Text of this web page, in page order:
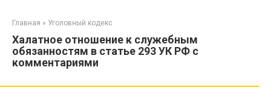
Главная » Уголовный кодекс
Халатное отношение к служебным
обязанностям в статье 293 УК РФ с
комментариями